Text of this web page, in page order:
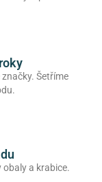
Šetříme
obaly a krabice.